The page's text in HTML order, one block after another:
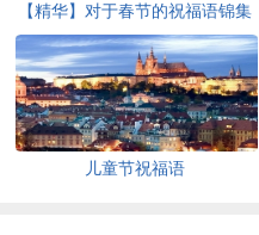
【精华】对于春节的祝福语锦集
七篇
儿童节祝福语